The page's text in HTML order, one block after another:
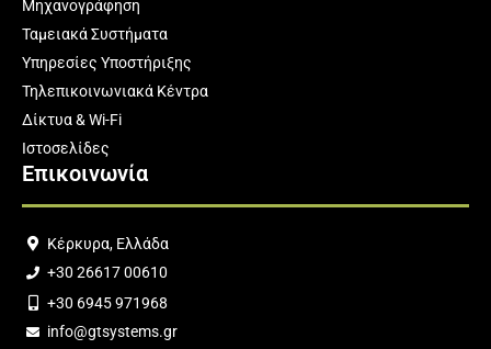
Μηχανογράφηση
Ταμειακά Συστήματα
Υπηρεσίες Υποστήριξης
Τηλεπικοινωνιακά Κέντρα
Δίκτυα & Wi-Fi
Ιστοσελίδες
Επικοινωνία
Κέρκυρα, Ελλάδα
+30 26617 00610
+30 6945 971968
info@gtsystems.gr